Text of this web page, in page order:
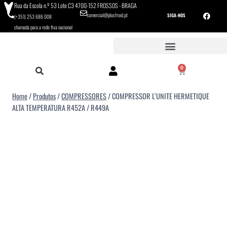
Rua da Escola n.º 53 Lote C3 4700-152 FROSSOS - BRAGA
(+351) 253 686 008
chamada para a rede fixa nacional
comercial@plusfroid.pt SIGA-NOS
0
Home/Produtos/COMPRESSORES/COMPRESSOR L’UNITE HERMETIQUE
ALTA TEMPERATURA R452A / R449A